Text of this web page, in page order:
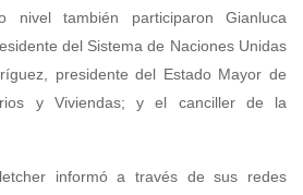
también participaron Gianluca
del Sistema de Naciones Unidas
presidente del Estado Mayor de
y Viviendas; y el canciller de la
informó a través de sus redes